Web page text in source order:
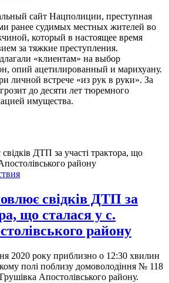
сайт Нацполиции, преступная
ранее судимых местных жителей во
который в настоящее время
за тяжкие преступления.
«клиентам» на выбор
опий ацетилированный и марихуану.
личной встрече «из рук в руки». За
до десяти лет тюремного
имущества.
свідків ДТП за
що сталася у с.
району
2020 року приблизно о 12:30 хвилин
полі поблизу домоволодіння № 118
Апостолівського району.